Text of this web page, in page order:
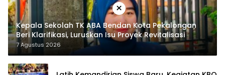
Kepala Sekolah TK ABA Bendan Kota Pekalongan
Beri Klarifikasi, Luruskan Isu Proyek Revitalisasi
7 Agustus 2026
×